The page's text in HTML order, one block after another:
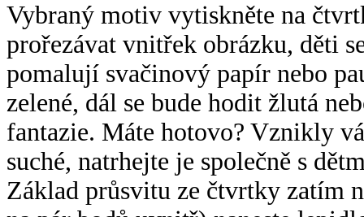
Vybraný motiv vytiskněte na
prořezávat vnitřek obrázku, děti
pomalují svačinový papír nebo
zelené, dál se bude hodit žlutá
fantazie. Máte hotovo? Vznikly
suché, natrhejte je společně s
Základ průsvitu ze čtvrtky zatím